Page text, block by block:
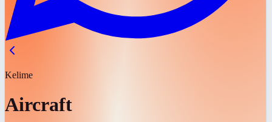
Kelime
Aircraft